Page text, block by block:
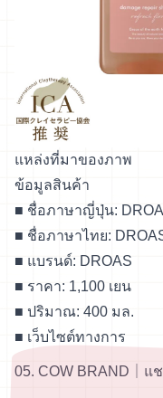
แหล่งที่มาของภาพ
ข้อมูลสินค้า
■ ชื่อภาษาญี่ปุ่น:
■ ชื่อภาษาไทย:
■ แบรนด์: DROAS
■ ราคา: 1,100 เยน
■ ปริมาณ: 400 มล.
■ เว็บไซต์ทางการ
05. COW BRAND｜แ